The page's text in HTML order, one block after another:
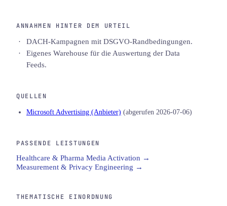
ANNAHMEN HINTER DEM URTEIL
DACH-Kampagnen mit DSGVO-Randbedingungen.
Eigenes Warehouse für die Auswertung der Data
Feeds.
QUELLEN
Microsoft Advertising (Anbieter) (abgerufen 2026-07-06)
PASSENDE LEISTUNGEN
Healthcare & Pharma Media Activation →
Measurement & Privacy Engineering →
THEMATISCHE EINORDNUNG